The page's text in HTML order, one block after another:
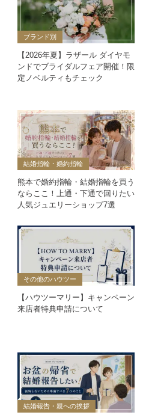
ブランド別
【2026年夏】ラザール ダイヤモ
ンドでブライダルフェア開催！限
定ノベルティもチェック
結婚指輪・婚約指輪
熊本で婚約指輪・結婚指輪を買う
ならここ！上通・下通で回りたい
人気ジュエリーショップ7選
その他のハウツー
【ハウツーマリー】キャンペーン
来店者特典申請について
結婚報告・親への挨拶